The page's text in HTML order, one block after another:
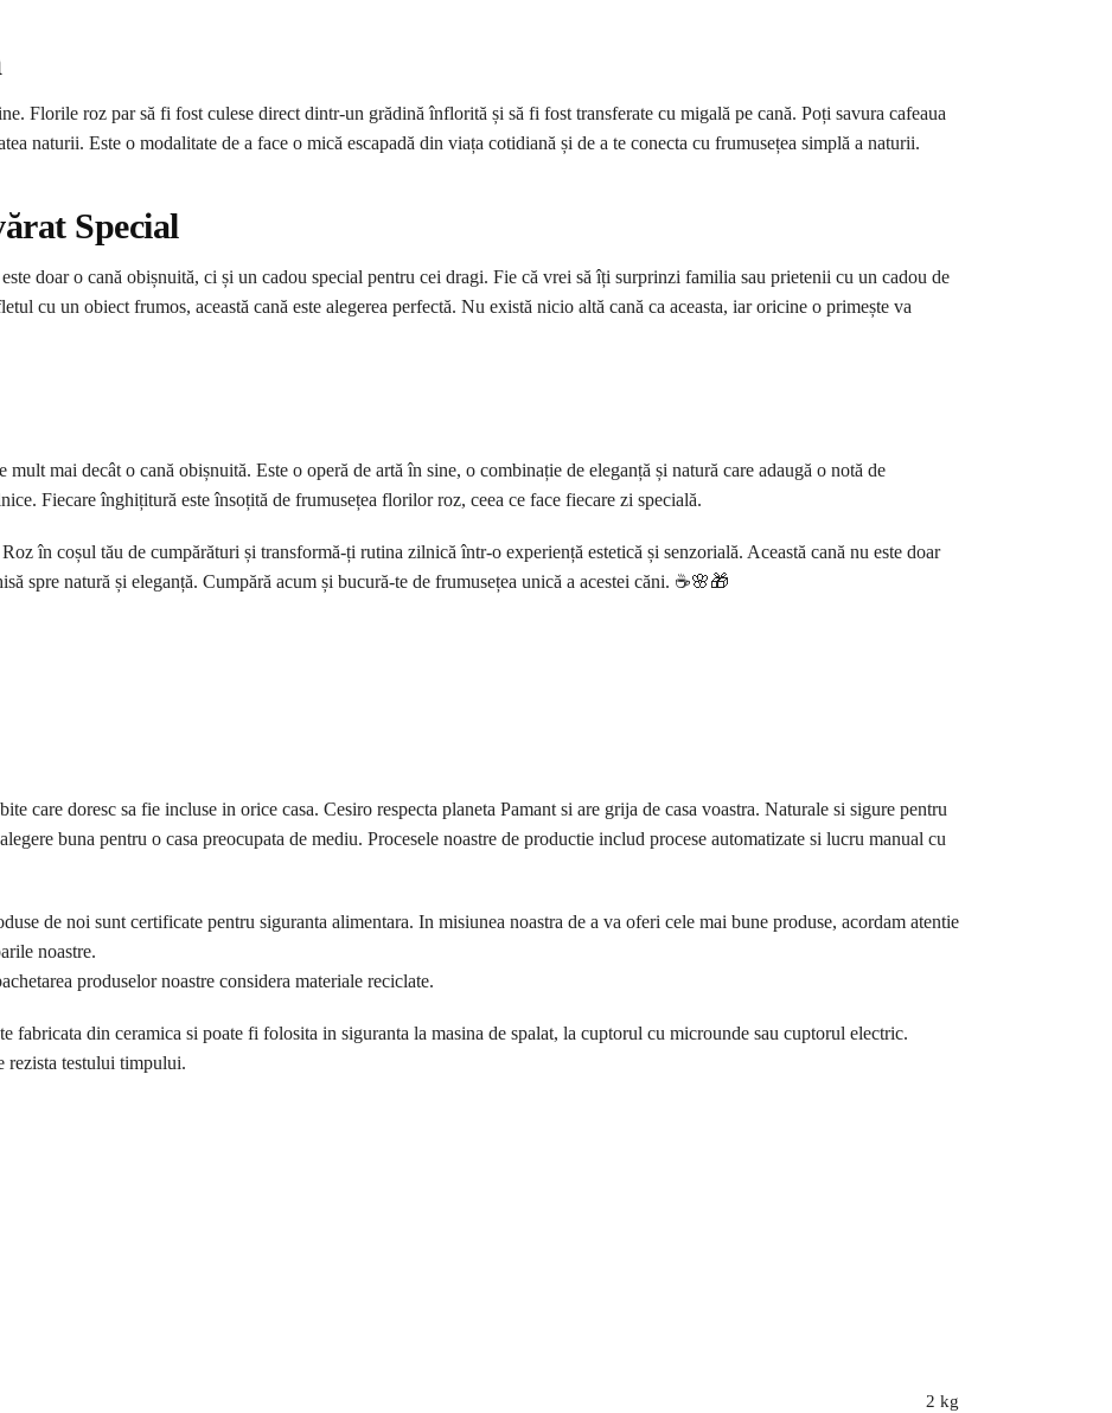
Florile roz par să fi fost culese direct dintr-un grădină înflorită și să fi fost transferate cu migală pe cană. Poți savura cafeaua
naturii. Este o modalitate de a face o mică escapadă din viața cotidiană și de a te conecta cu frumusețea simplă a naturii.
Special
doar o cană obișnuită, ci și un cadou special pentru cei dragi. Fie că vrei să îți surprinzi familia sau prietenii cu un cadou de
cu un obiect frumos, această cană este alegerea perfectă. Nu există nicio altă cană ca aceasta, iar oricine o primește va
mai decât o cană obișnuită. Este o operă de artă în sine, o combinație de eleganță și natură care adaugă o notă de
Fiecare înghițitură este însoțită de frumusețea florilor roz, ceea ce face fiecare zi specială.
în coșul tău de cumpărături și transformă-ți rutina zilnică într-o experiență estetică și senzorială. Această cană nu este doar
spre natură și eleganță. Cumpără acum și bucură-te de frumusețea unică a acestei căni. ☕🌸🎁
care doresc sa fie incluse in orice casa. Cesiro respecta planeta Pamant si are grija de casa voastra. Naturale si sigure pentru
buna pentru o casa preocupata de mediu. Procesele noastre de productie includ procese automatizate si lucru manual cu
de noi sunt certificate pentru siguranta alimentara. In misiunea noastra de a va oferi cele mai bune produse, acordam atentie
noastre.
produselor noastre considera materiale reciclate.
fabricata din ceramica si poate fi folosita in siguranta la masina de spalat, la cuptorul cu microunde sau cuptorul electric.
rezista testului timpului.
2 kg